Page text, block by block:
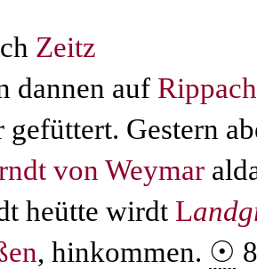
Zeitz
dannen auf Rippach
gefüttert. Gestern
von Weymar
heütte wirdt L
, hinkommen. ☉